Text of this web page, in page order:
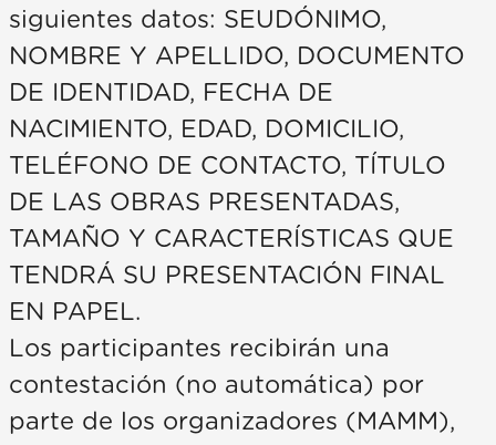
siguientes datos: SEUDÓNIMO,
NOMBRE Y APELLIDO, DOCUMENTO
DE IDENTIDAD, FECHA DE
NACIMIENTO, EDAD, DOMICILIO,
TELÉFONO DE CONTACTO, TÍTULO
DE LAS OBRAS PRESENTADAS,
TAMAÑO Y CARACTERÍSTICAS QUE
TENDRÁ SU PRESENTACIÓN FINAL
EN PAPEL.
Los participantes recibirán una
contestación (no automática) por
parte de los organizadores (MAMM),